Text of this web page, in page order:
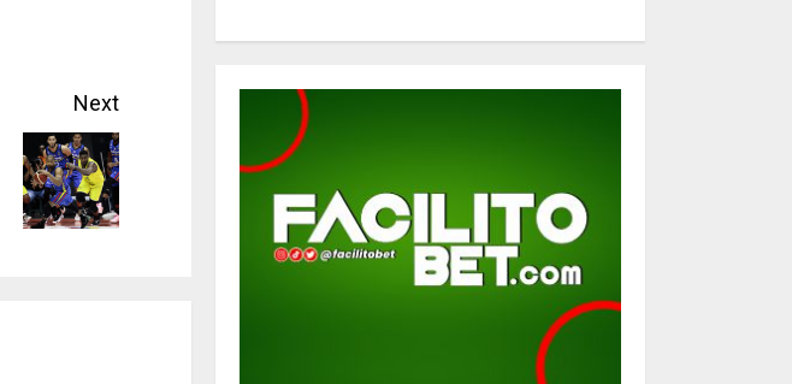
Next